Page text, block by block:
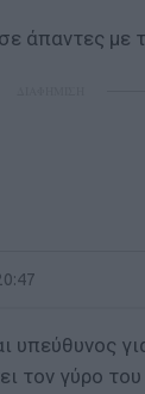
υπεύθυνος
τον γύρο